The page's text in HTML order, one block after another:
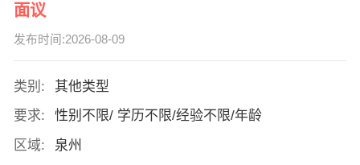
面议
发布时间:2026-08-09
类别:
其他类型
要求:
性别不限/ 学历不限/经验不限/年龄
区域:
泉州